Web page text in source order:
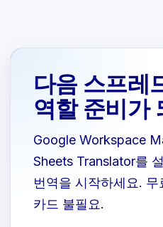
다음 스프레
역할 준비가
Google Workspace
Sheets Translator를
번역을 시작하세요.
카드 불필요.